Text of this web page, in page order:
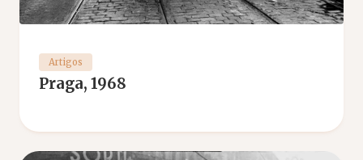
Artigos
Praga, 1968